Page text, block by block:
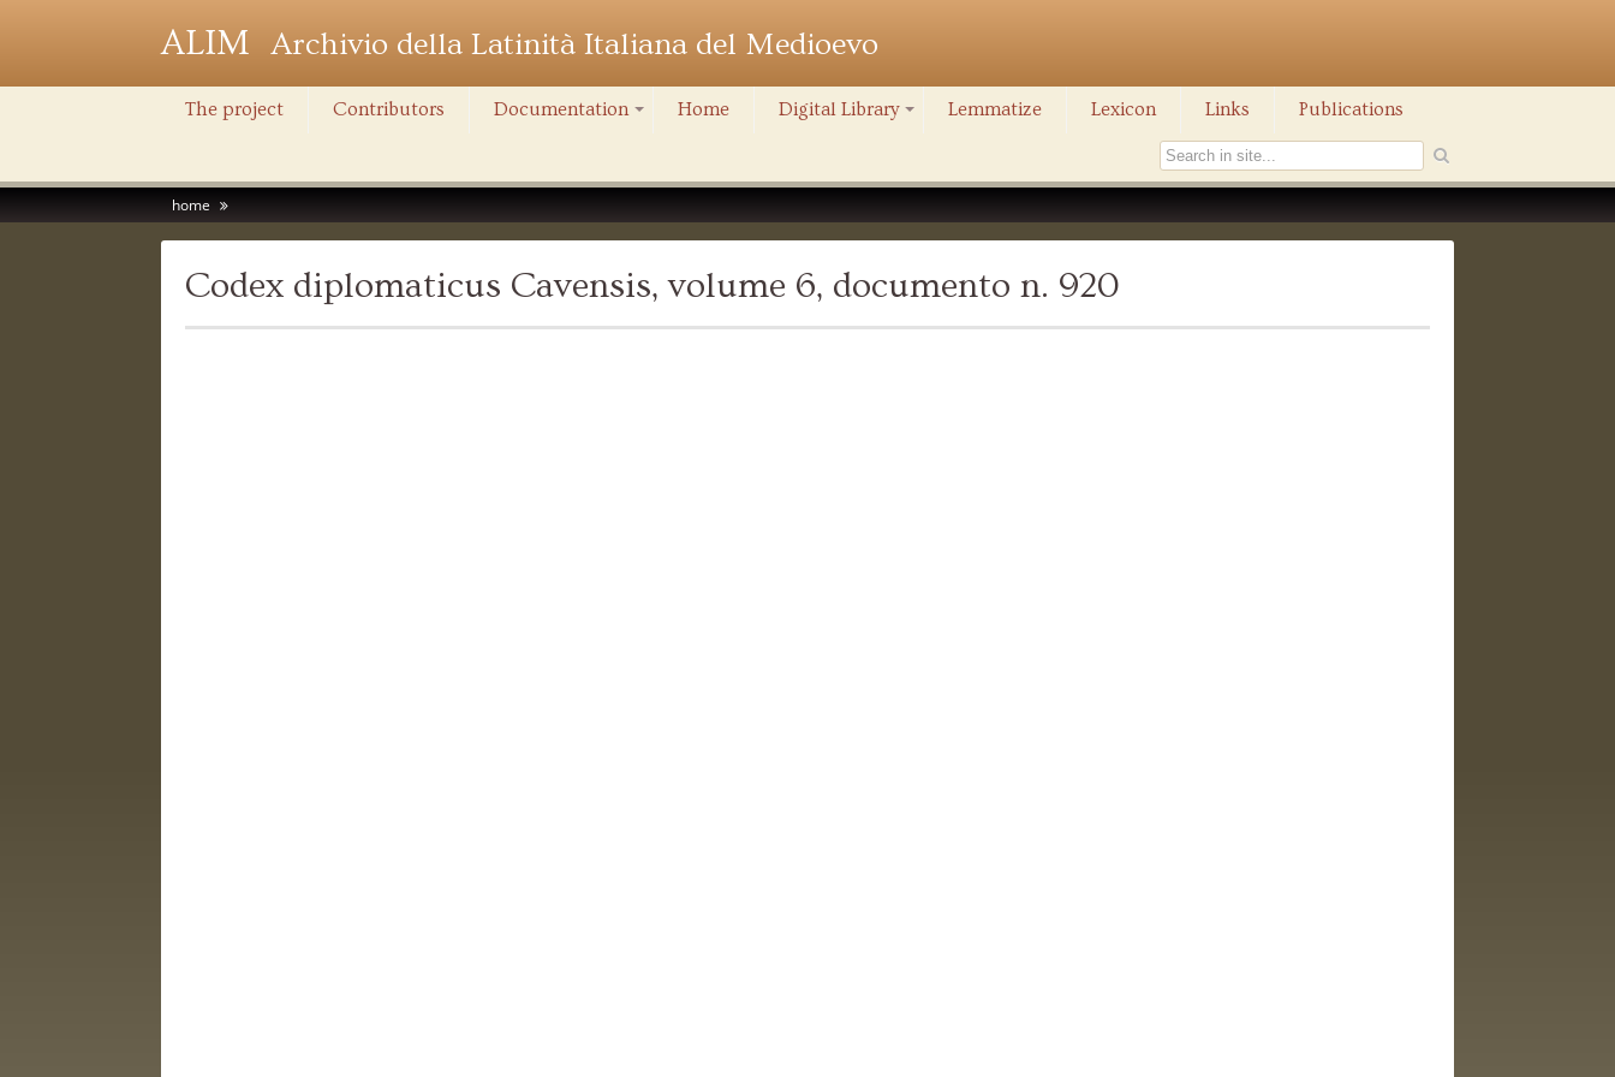
ALIM Archivio della Latinità Italiana del Medioevo
The project Contributors Documentation Home Digital Library Lemmatize Lexicon Links Publications
home
Codex diplomaticus Cavensis, volume 6, documento n. 920